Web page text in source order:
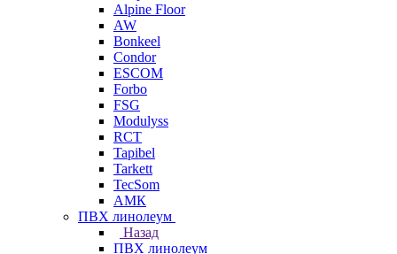
Alpine Floor
AW
Bonkeel
Condor
ESCOM
Forbo
FSG
Modulyss
RCT
Tapibel
Tarkett
TecSom
АМК
ПВХ линолеум
Назад
ПВХ линолеум